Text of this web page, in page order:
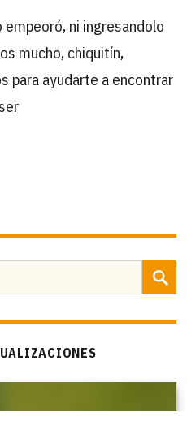
ni ingresandolo
mucho, chiquitín,
para ayudarte a encontrar